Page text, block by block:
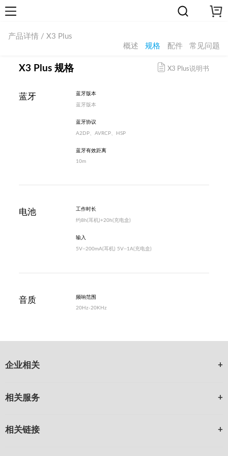
产品详情 / X3 Plus
概述
规格 配件 常见问题
X3 Plus 规格 X3 Plus说明书
蓝牙 蓝牙版本
蓝牙版本
蓝牙协议
A2DP、AVRCP、HSP
蓝牙有效距离
10m
电池 工作时长
约8h(耳机)+20h(充电盒)
输入
5V⎓200mA(耳机) 5V⎓1A(充电盒)
音质 频响范围
20Hz-20KHz
企业相关
相关服务
相关链接